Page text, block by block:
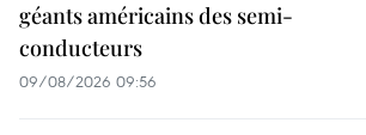
géants américains des semi-
conducteurs
09/08/2026 09:56